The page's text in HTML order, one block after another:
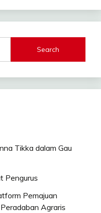
Search
Tikka dalam Gau
Pengurus
Pemajuan
Agraris